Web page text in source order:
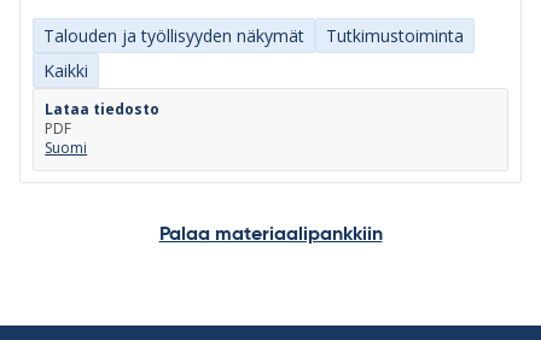
Talouden ja työllisyyden näkymät
Tutkimustoiminta
Kaikki
Lataa tiedosto
PDF
Suomi
Palaa materiaalipankkiin